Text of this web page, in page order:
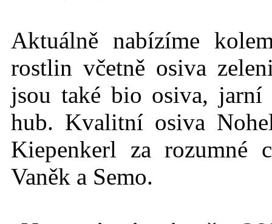
Aktuálně nabízíme
rostlin včetně osiva
jsou také bio osiva,
hub. Kvalitní osiva
Kiepenkerl za rozumné
Vaněk a Semo.